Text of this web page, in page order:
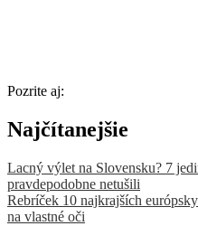
Pozrite aj:
Najčítanejšie
Lacný výlet na Slovensku? 7
pravdepodobne netušili
Rebríček 10 najkrajších
na vlastné oči